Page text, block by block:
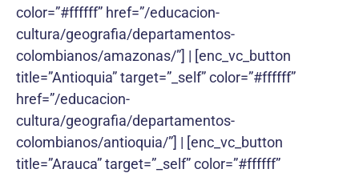
color=”#ffffff” href=”/educacion-
cultura/geografia/departamentos-
colombianos/amazonas/”] | [enc_vc_button
title=”Antioquia” target=”_self” color=”#ffffff”
href=”/educacion-
cultura/geografia/departamentos-
colombianos/antioquia/”] | [enc_vc_button
title=”Arauca” target=”_self” color=”#ffffff”